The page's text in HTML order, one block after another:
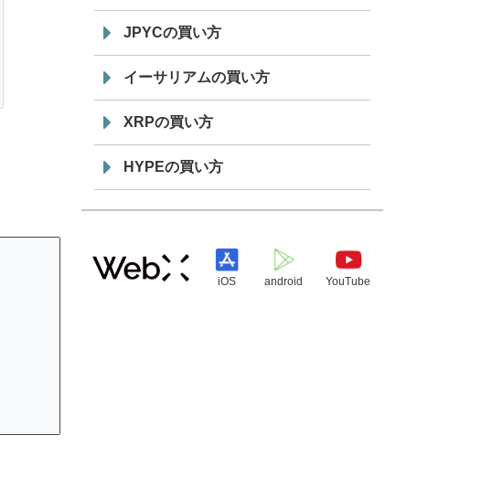
JPYCの買い方
イーサリアムの買い方
XRPの買い方
HYPEの買い方
iOS android YouTube